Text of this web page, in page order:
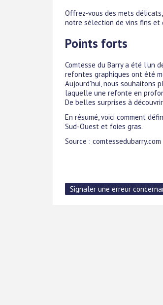
Offrez-vous des mets
notre sélection de vins fins et
Points forts
Comtesse du Barry a été l'un
refontes graphiques ont été
Aujourd'hui, nous souhaitons
laquelle une refonte en
De belles surprises à
En résumé, voici comment
Sud-Ouest et foies gras.
Source : comtessedubarry.com